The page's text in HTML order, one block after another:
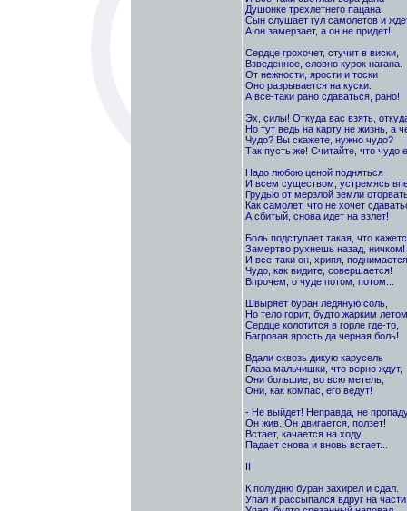
Душонке трехлетнего пацана.
Сын слушает гул самолетов и
А он замерзает, а он не придет!
Сердце грохочет, стучит в виски,
Взведенное, словно курок нагана.
От нежности, ярости и тоски
Оно разрывается на куски.
А все-таки рано сдаваться, рано!
Эх, силы! Откуда вас взять,
Но тут ведь на карту не жизнь, а
Чудо? Вы скажете, нужно чудо?
Так пусть же! Считайте, что чудо
Надо любою ценой подняться
И всем существом, устремясь
Грудью от мерзлой земли
Как самолет, что не хочет
А сбитый, снова идет на взлет!
Боль подступает такая, что
Замертво рухнешь назад, ничком!
И все-таки он, хрипя,
Чудо, как видите, совершается!
Впрочем, о чуде потом, потом...
Швыряет буран ледяную соль,
Но тело горит, будто жарким
Сердце колотится в горле где-то,
Багровая ярость да черная боль!
Вдали сквозь дикую карусель
Глаза мальчишки, что верно ждут,
Они большие, во всю метель,
Они, как компас, его ведут!
- Не выйдет! Неправда, не
Он жив. Он двигается, ползет!
Встает, качается на ходу,
Падает снова и вновь встает...
II
К полудню буран захирел и сдал.
Упал и рассыпался вдруг на